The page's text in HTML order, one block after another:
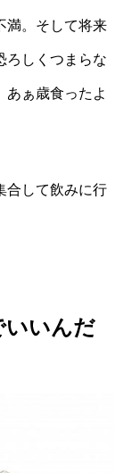
満。そして将来
ろしくつまらな
あぁ歳食ったよ
合して飲みに行
いいんだ